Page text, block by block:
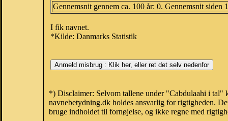
Gennemsnit gennem ca. 100 år: 0. Gennemsnit siden
I fik navnet.
*Kilde: Danmarks Statistik
*) Disclaimer: Selvom tallene under "Cabdulaahi i tal"
navnebetydning.dk holdes ansvarlig for rigtigheden.
bruge indholdet til fornøjelse, og ikke regne med